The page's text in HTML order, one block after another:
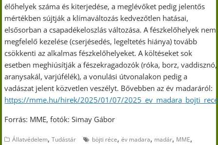
élőhelyek száma és kiterjedése, a meglévőket pedig jelentős
mértékben sújtják a klímaváltozás kedvezőtlen hatásai,
elsősorban a csapadékeloszlás változása. A fészkelőhelyek nem
megfelelő kezelése (cserjésedés, legeltetés hiánya) tovább
csökkenti az alkalmas fészkelőhelyeket. A költéseket sok
esetben meghiúsítják a fészekragadozók (róka, borz, vaddisznó,
aranysakál, varjúfélék), a vonulási útvonalakon pedig a
vadászat jelent közvetlen veszélyt. Bővebben az év madaráról:
https://mme.hu/hirek/2025/01/07/2025_ev_madara_bojti_rece
Forrás: MME, fotók: Simay Gábor
Állatvédelem,Tudástár böjti réce,év madara, madár, MME,